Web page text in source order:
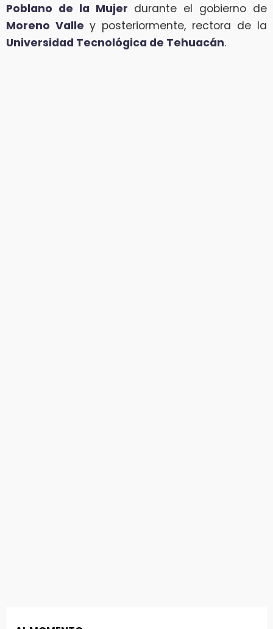
Poblano de la Mujer durante el gobierno de
Moreno Valle y posteriormente, rectora de la
Universidad Tecnológica de Tehuacán.